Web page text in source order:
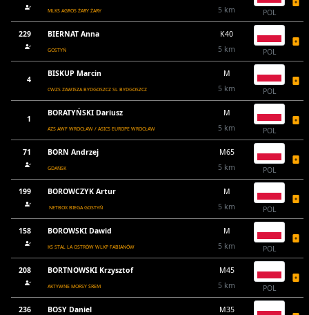
MLKS AGROS ŻARY ŻARY
5 km
POL
229 BIERNAT Anna
GOSTYŃ
K40
5 km
POL
4
BISKUP Marcin
CWZS ZAWISZA BYDGOSZCZ SL BYDGOSZCZ
M
5 km
POL
1
BORATYŃSKI Dariusz
AZS AWF WROCŁAW / ASICS EUROPE WROCŁAW
M
5 km
POL
71 BORN Andrzej
GDAŃSK
M65
5 km
POL
199 BOROWCZYK Artur
NETBOX BIEGA GOSTYŃ
M
5 km
POL
158 BOROWSKI Dawid
KS STAL LA OSTRÓW WLKP FABIANÓW
M
5 km
POL
208 BORTNOWSKI Krzysztof
AKTYWNE MORSY ŚREM
M45
5 km
POL
236 BOSY Daniel
M35